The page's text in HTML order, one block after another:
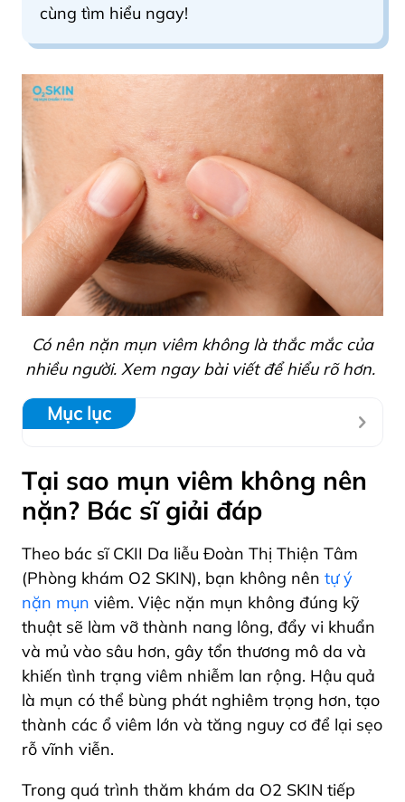
cùng tìm hiểu ngay!
Có nên nặn mụn viêm không là thắc mắc của
nhiều người. Xem ngay bài viết để hiểu rõ hơn.
Mục lục
Tại sao mụn viêm không nên
nặn? Bác sĩ giải đáp
Theo bác sĩ CKII Da liễu Đoàn Thị Thiện Tâm
(Phòng khám O2 SKIN), bạn không nên tự ý
nặn mụn viêm. Việc nặn mụn không đúng kỹ
thuật sẽ làm vỡ thành nang lông, đẩy vi khuẩn
và mủ vào sâu hơn, gây tổn thương mô da và
khiến tình trạng viêm nhiễm lan rộng. Hậu quả
là mụn có thể bùng phát nghiêm trọng hơn, tạo
thành các ổ viêm lớn và tăng nguy cơ để lại sẹo
rỗ vĩnh viễn.
Trong quá trình thăm khám da O2 SKIN tiếp